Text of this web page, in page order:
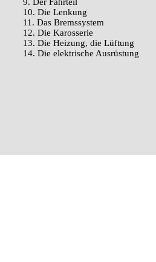
10. Die Lenkung
11. Das Bremssystem
12. Die Karosserie
13. Die Heizung, die Lüftung
14. Die elektrische Ausrüstung